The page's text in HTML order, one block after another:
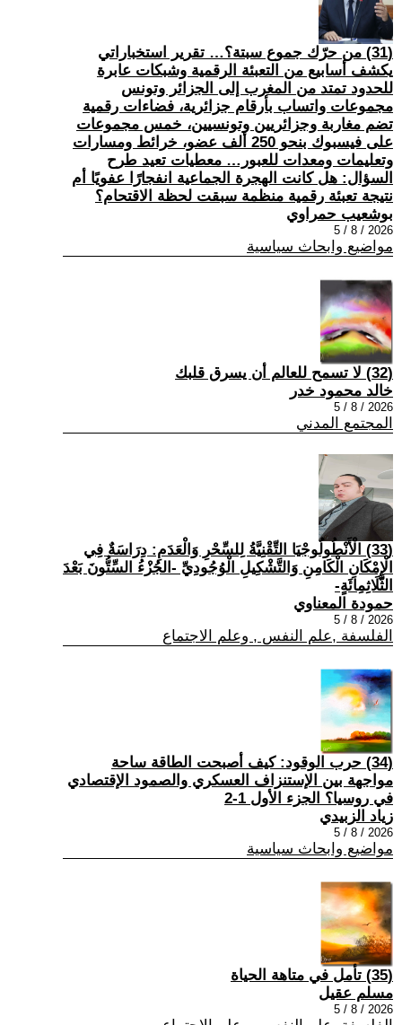
(31) من حرّك جموع سبتة؟… تقرير استخباراتي
يكشف أسابيع من التعبئة الرقمية وشبكات عابرة
للحدود تمتد من المغرب إلى الجزائر وتونس
مجموعات واتساب بأرقام جزائرية، فضاءات رقمية
تضم مغاربة وجزائريين وتونسيين، خمس مجموعات
على فيسبوك بنحو 250 ألف عضو، خرائط ومسارات
وتعليمات ومعدات للعبور… معطيات تعيد طرح
السؤال: هل كانت الهجرة الجماعية انفجارًا عفويًا أم
نتيجة تعبئة رقمية منظمة سبقت لحظة الاقتحام؟
بوشعيب حمراوي
2026 / 8 / 5
مواضيع وابحاث سياسية
(32) لا تسمح للعالم أن يسرق قلبك
خالد محمود خدر
2026 / 8 / 5
المجتمع المدني
(33) الْأَنْطُولُوجْيَا التِّقْنِيَّةُ لِلسِّحْرِ وَالْعَدَمِ: دِرَاسَةٌ فِي
الْإِمْكَانِ الْكَامِنِ وَالتَّشْكِيلِ الْوُجُودِيِّ -الجُزْءُ السِّتُّونَ بَعْدَ
الثَّلَاثِمِائَةٍ-
حمودة المعناوي
2026 / 8 / 5
الفلسفة ,علم النفس , وعلم الاجتماع
(34) حرب الوقود: كيف أصبحت الطاقة ساحة
مواجهة بين الإستنزاف العسكري والصمود الإقتصادي
في روسيا؟ الجزء الأول 1-2
زياد الزبيدي
2026 / 8 / 5
مواضيع وابحاث سياسية
(35) تأمل في متاهة الحياة
مسلم عقيل
2026 / 8 / 5